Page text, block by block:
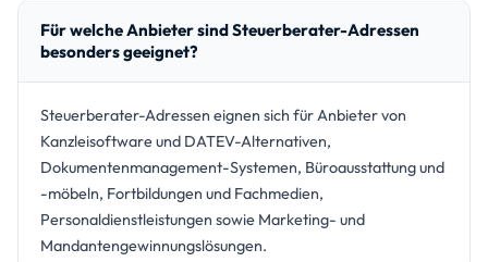
Für welche Anbieter sind Steuerberater-Adressen
besonders geeignet?
Steuerberater-Adressen eignen sich für Anbieter von
Kanzleisoftware und DATEV-Alternativen,
Dokumentenmanagement-Systemen, Büroausstattung und
-möbeln, Fortbildungen und Fachmedien,
Personaldienstleistungen sowie Marketing- und
Mandantengewinnungslösungen.